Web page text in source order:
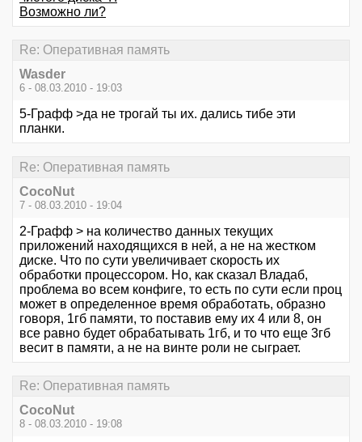
Возможно ли?
Re: Оперативная память
Wasder
6 - 08.03.2010 - 19:03
5-Графф >да не трогай ты их. дались тибе эти
планки.
Re: Оперативная память
CocoNut
7 - 08.03.2010 - 19:04
2-Графф > на количество данных текущих
приложений находящихся в ней, а не на жестком
диске. Что по сути увеличивает скорость их
обработки процессором. Но, как сказал Владаб,
проблема во всем конфиге, то есть по сути если проц
может в определенное время обработать, образно
говоря, 1гб памяти, то поставив ему их 4 или 8, он
все равно будет обрабатывать 1гб, и то что еще 3гб
весит в памяти, а не на винте роли не сыграет.
Re: Оперативная память
CocoNut
8 - 08.03.2010 - 19:08